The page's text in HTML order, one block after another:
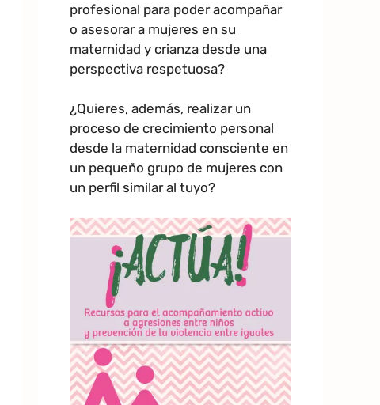
profesional para poder acompañar
o asesorar a mujeres en su
maternidad y crianza desde una
perspectiva respetuosa?
¿Quieres, además, realizar un
proceso de crecimiento personal
desde la maternidad consciente en
un pequeño grupo de mujeres con
un perfil similar al tuyo?